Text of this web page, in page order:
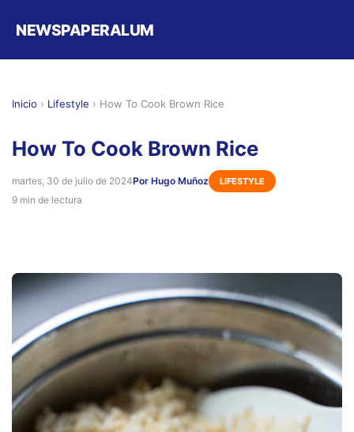
NEWSPAPERALUM
Inicio › Lifestyle › How To Cook Brown Rice
How To Cook Brown Rice
martes, 30 de julio de 2024Por Hugo Muñoz LIFESTYLE
9 min de lectura